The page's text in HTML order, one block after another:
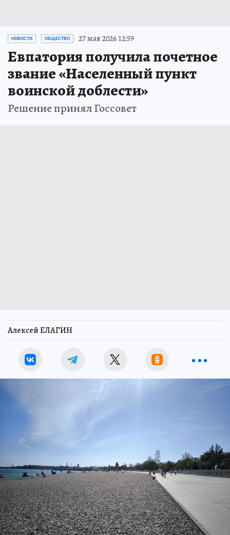
НОВОСТИ ОБЩЕСТВО 27 мая 2026 12:59
Евпатория получила почетное
звание «Населенный пункт
воинской доблести»
Решение принял Госсовет
Алексей ЕЛАГИН